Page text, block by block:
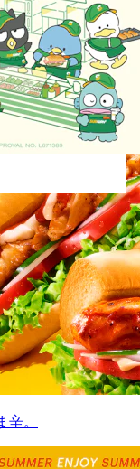
！（第２弾）
辛。